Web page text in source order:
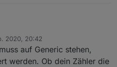
konfigurieren -> D7 GPIO13
zuvor "IRrecv"
2020, 20:42
auf Generic stehen,
werden. Ob dein Zähler die